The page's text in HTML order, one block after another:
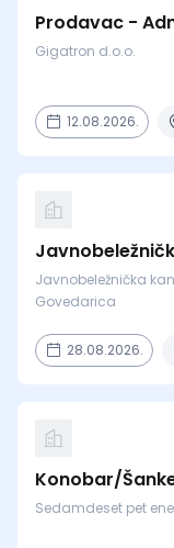
Prodavac -
Gigatron d.o.o.
12.08.2026.
Javnobeležnička
Govedarica
28.08.2026.
Konobar/
Sedamdeset pet